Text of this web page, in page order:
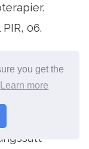
you get the
Learn more
06.
och